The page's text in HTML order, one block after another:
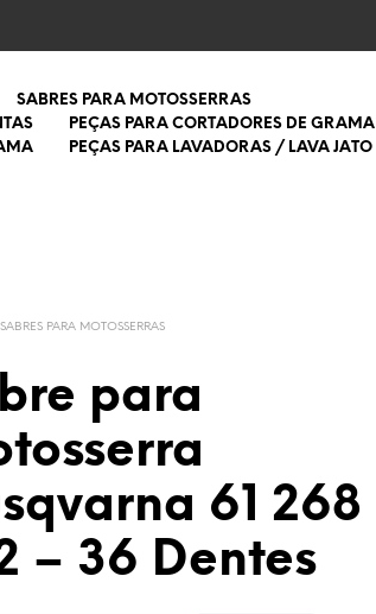
SABRES PARA MOTOSSERRAS
PEÇAS PARA CORTADORES DE GRAMA
PEÇAS PARA LAVADORAS / LAVA JATO
SABRES PARA MOTOSSERRAS
para
61 268
– 36 Dentes